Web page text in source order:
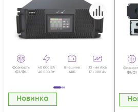
Новинка